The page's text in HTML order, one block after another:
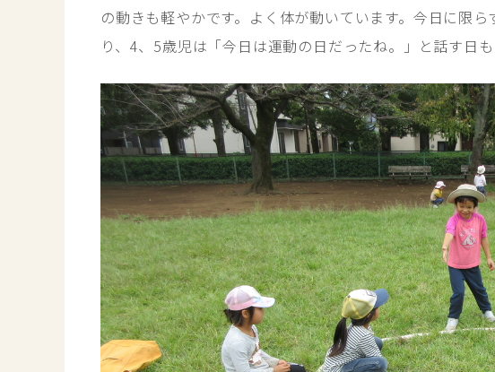
の動きも軽やかです。よく体が動いています。今日に限
り、4、5歳児は「今日は運動の日だったね。」と話す日も